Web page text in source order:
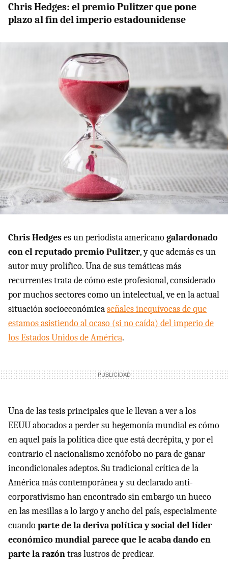
Chris Hedges: el premio Pulitzer que pone
plazo al fin del imperio estadounidense
Chris Hedgeses un periodista americanogalardonado
con el reputado premio Pulitzer, y que además es un
autor muy prolífico. Una de sus temáticas más
recurrentes trata de cómo este profesional, considerado
por muchos sectores como un intelectual, ve en la actual
situación socioeconómicaseñales inequívocas de que
estamos asistiendo al ocaso (si no caída) del imperio de
los Estados Unidos de América.
Una de las tesis principales que le llevan a ver a los
EEUU abocados a perder su hegemonía mundial es cómo
en aquel país la política dice que está decrépita, y por el
contrario el nacionalismo xenófobo no para de ganar
incondicionales adeptos. Su tradicional crítica de la
América más contemporánea y su declarado anti-
corporativismo han encontrado sin embargo un hueco
en las mesillas a lo largo y ancho del país, especialmente
cuandoparte de la deriva política y social del líder
económico mundial parece que le acaba dando en
parte la razóntras lustros de predicar.